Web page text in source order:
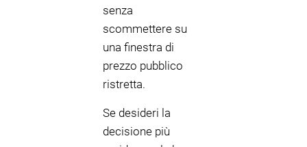
senza
scommettere su
una finestra di
prezzo pubblico
ristretta.
Se desideri la
decisione più